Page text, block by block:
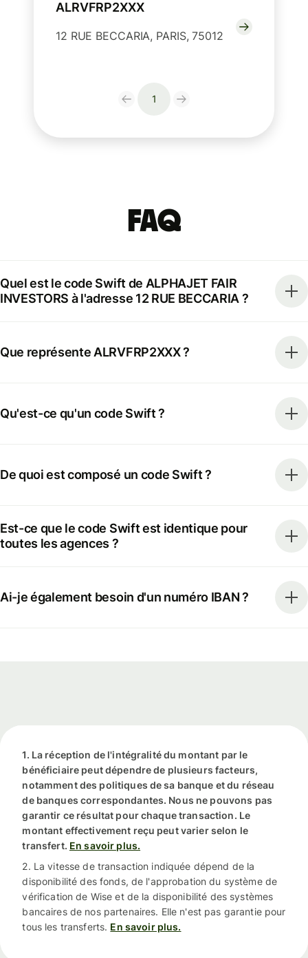
ALRVFRP2XXX
12 RUE BECCARIA, PARIS, 75012
1
FAQ
Quel est le code Swift de ALPHAJET FAIR
INVESTORS à l'adresse 12 RUE BECCARIA ?
Que représente ALRVFRP2XXX ?
Qu'est-ce qu'un code Swift ?
De quoi est composé un code Swift ?
Est-ce que le code Swift est identique pour
toutes les agences ?
Ai-je également besoin d'un numéro IBAN ?
1. La réception de l'intégralité du montant par le
bénéficiaire peut dépendre de plusieurs facteurs,
notamment des politiques de sa banque et du réseau
de banques correspondantes. Nous ne pouvons pas
garantir ce résultat pour chaque transaction. Le
montant effectivement reçu peut varier selon le
transfert. En savoir plus.
2. La vitesse de transaction indiquée dépend de la
disponibilité des fonds, de l'approbation du système de
vérification de Wise et de la disponibilité des systèmes
bancaires de nos partenaires. Elle n'est pas garantie pour
tous les transferts. En savoir plus.